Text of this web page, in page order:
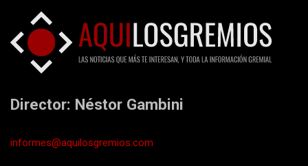
Director: Néstor Gambini
informes@aquilosgremios.com